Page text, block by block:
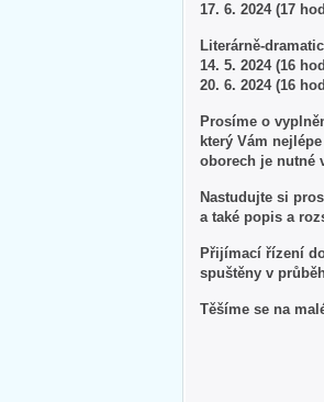
17. 6. 2024 (17
Literárně-
14. 5. 2024 (16
20. 6. 2024 (16
Prosíme o
který Vám
oborech je nutné
Nastudujte si
a také popis a
Přijímací řízení
spuštěny v
Těšíme se na